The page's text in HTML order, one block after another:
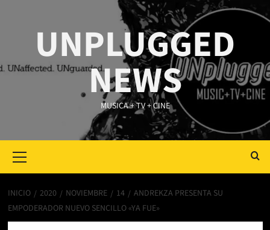
UNPLUGGED
NEWS
MUSICA + TV + CINE
Menu
INICIO 2020 NOVIEMBRE 14
ANDREKZA PRESENTA SU
EMPODERADOR NUEVO SENCILLO «YA FUE»